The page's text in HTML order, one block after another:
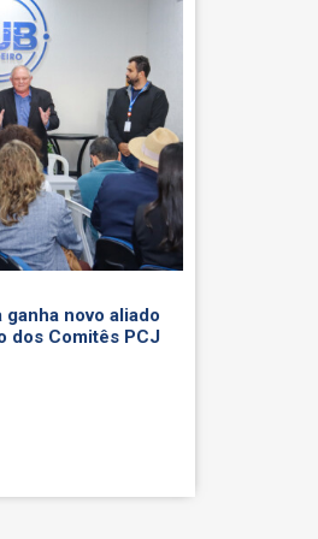
novo aliado
dos Comitês PCJ